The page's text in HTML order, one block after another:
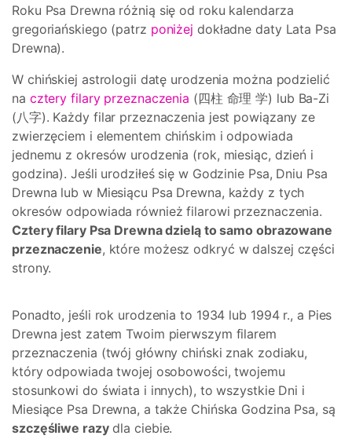
Roku Psa Drewna różnią się od roku kalendarza
gregoriańskiego (patrz poniżej dokładne daty Lata Psa
Drewna).
W chińskiej astrologii datę urodzenia można podzielić
na cztery filary przeznaczenia (四柱 命理 学) lub Ba-Zi
(八字). Każdy filar przeznaczenia jest powiązany ze
zwierzęciem i elementem chińskim i odpowiada
jednemu z okresów urodzenia (rok, miesiąc, dzień i
godzina). Jeśli urodziłeś się w Godzinie Psa, Dniu Psa
Drewna lub w Miesiącu Psa Drewna, każdy z tych
okresów odpowiada również filarowi przeznaczenia.
Cztery filary Psa Drewna dzielą to samo obrazowane
przeznaczenie, które możesz odkryć w dalszej części
strony.
Ponadto, jeśli rok urodzenia to 1934 lub 1994 r., a Pies
Drewna jest zatem Twoim pierwszym filarem
przeznaczenia (twój główny chiński znak zodiaku,
który odpowiada twojej osobowości, twojemu
stosunkowi do świata i innych), to wszystkie Dni i
Miesiące Psa Drewna, a także Chińska Godzina Psa, są
szczęśliwe razydla ciebie.